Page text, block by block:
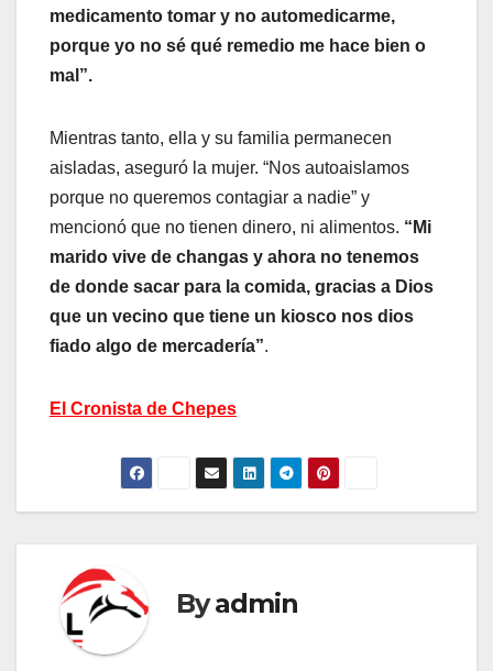
medicamento tomar y no automedicarme,
porque yo no sé qué remedio me hace bien o
mal”.
Mientras tanto, ella y su familia permanecen
aisladas, aseguró la mujer. “Nos autoaislamos
porque no queremos contagiar a nadie” y
mencionó que no tienen dinero, ni alimentos. “Mi
marido vive de changas y ahora no tenemos
de donde sacar para la comida, gracias a Dios
que un vecino que tiene un kiosco nos dios
fiado algo de mercadería”.
El Cronista de Chepes
Byadmin